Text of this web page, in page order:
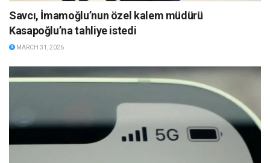
Savcı, İmamoğlu’nun özel kalem müdürü
Kasapoğlu’na tahliye istedi
MARCH 31, 2026